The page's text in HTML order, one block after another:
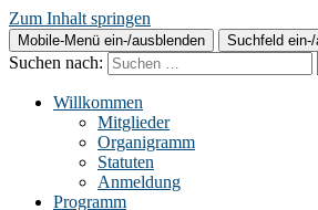
Zum Inhalt springen
Mobile-Menü ein-/ausblenden Suchfeld
Suchen nach:
Willkommen
Mitglieder
Organigramm
Statuten
Anmeldung
Programm